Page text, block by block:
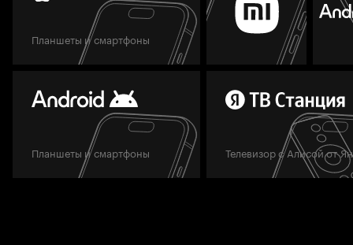
Планшеты и смартфоны
Планшеты и смартфоны Телевизор с Алисой от